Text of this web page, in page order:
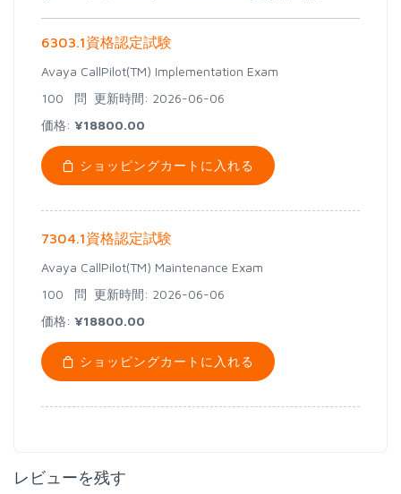
6303.1資格認定試験
Avaya CallPilot(TM) Implementation Exam
100 問 更新時間: 2026-06-06
価格: ¥18800.00
ショッピングカートに入れる
7304.1資格認定試験
Avaya CallPilot(TM) Maintenance Exam
100 問 更新時間: 2026-06-06
価格: ¥18800.00
ショッピングカートに入れる
レビューを残す